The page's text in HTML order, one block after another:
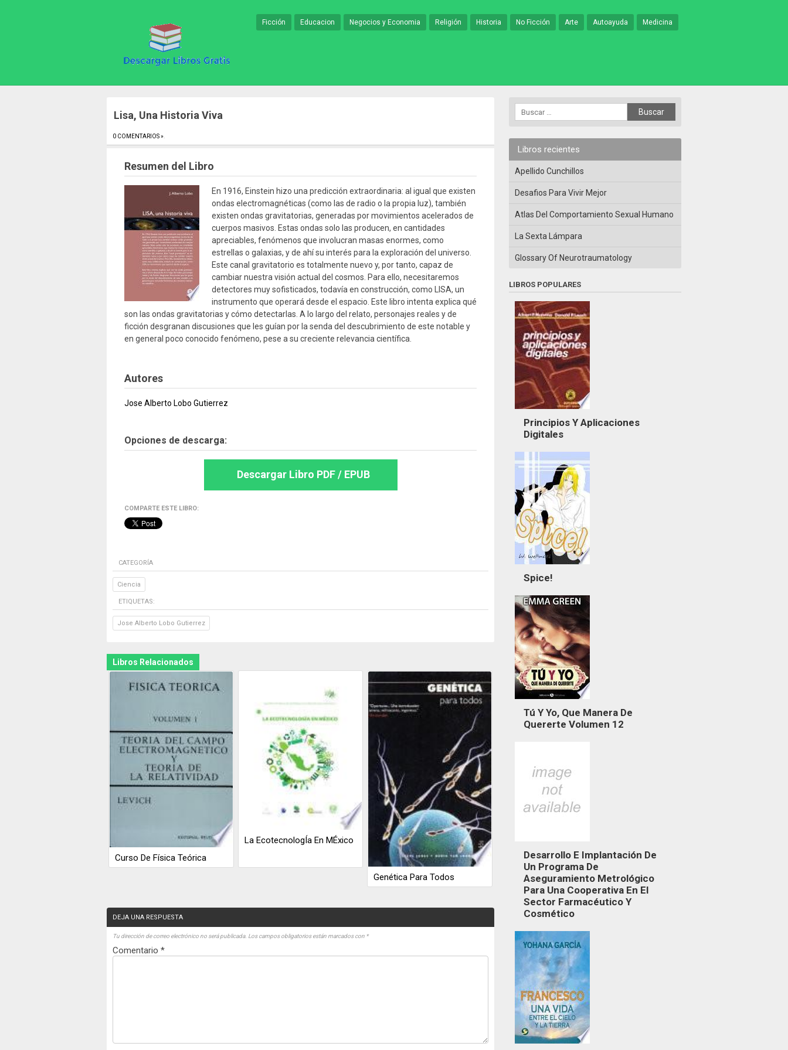
Ficción Educacion Negocios y Economia Religión Historia No Ficción Arte Autoayuda Medicina
Lisa, Una Historia Viva
0 COMENTARIOS »
Resumen del Libro
En 1916, Einstein hizo una predicción extraordinaria: al igual que existen
ondas electromagnéticas (como las de radio o la propia luz), también
existen ondas gravitatorias, generadas por movimientos acelerados de
cuerpos masivos. Estas ondas solo las producen, en cantidades
apreciables, fenómenos que involucran masas enormes, como
estrellas o galaxias, y de ahí su interés para la exploración del universo.
Este canal gravitatorio es totalmente nuevo y, por tanto, capaz de
cambiar nuestra visión actual del cosmos. Para ello, necesitaremos
detectores muy sofisticados, todavía en construcción, como LISA, un
instrumento que operará desde el espacio. Este libro intenta explica qué
son las ondas gravitatorias y cómo detectarlas. A lo largo del relato, personajes reales y de
ficción desgranan discusiones que les guían por la senda del descubrimiento de este notable y
en general poco conocido fenómeno, pese a su creciente relevancia científica.
Autores
Jose Alberto Lobo Gutierrez
Opciones de descarga:
Descargar Libro PDF / EPUB
COMPARTE ESTE LIBRO:
CATEGORÍA
Ciencia
ETIQUETAS:
Jose Alberto Lobo Gutierrez
Libros Relacionados
Curso De Física Teórica
La EcotecnologÍa En MÉxico
Genética Para Todos
DEJA UNA RESPUESTA
Tu dirección de correo electrónico no será publicada. Los campos obligatorios están marcados con *
Comentario *
Libros recientes
Apellido Cunchillos
Desafios Para Vivir Mejor
Atlas Del Comportamiento Sexual Humano
La Sexta Lámpara
Glossary Of Neurotraumatology
LIBROS POPULARES
Principios Y Aplicaciones
Digitales
Spice!
Tú Y Yo, Que Manera De
Quererte Volumen 12
Desarrollo E Implantación De
Un Programa De
Aseguramiento Metrológico
Para Una Cooperativa En El
Sector Farmacéutico Y
Cosmético